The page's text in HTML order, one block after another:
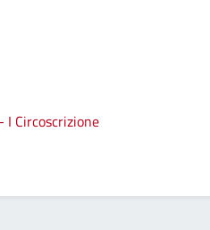
I Circoscrizione